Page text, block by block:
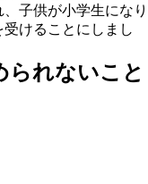
子供が小学生になり
けることにしまし
られないこと